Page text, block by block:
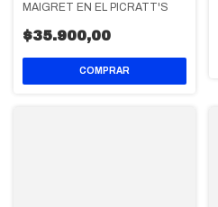
MAIGRET EN EL PICRATT'S
$35.900,00